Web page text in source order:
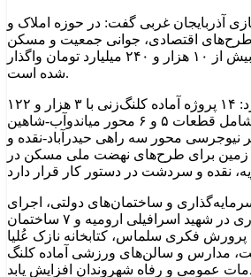
آذربایجان غربی گفت: در حوزه املاک و
طرح‌های اقتصادی، جوانی جمعیت و مسکن
روستایی با اعتباری بیش از ۱۰ هزار و ۲۴۰ میلیارد تومان واگذار
شده است.
وی خاطرنشان کرد: ۱۴ پروژه آماده کلنگ‌زنی با ۳ هزار و ۱۲۲
میلیارد تومان اعتبار، شامل قطعات ۵ و ۶ محور میاندوآب-شاهین
۹ کیلومتر نیوجرسی محور سه راهی حیدرآباد-نقده و
۱۵۳ هکتار زمین برای طرح‌های نهضت ملی مسکن در
و ساختمان‌های دولتی، اجرای
۳۱۲ واحد سرمایه‌گذاری در شهید اسرافیلی ارومیه و ۷ ساختمان
فکری سلماس، کتابخانه نازک عُلیا
مدارس و سالن‌های ورزشی آماده کلنگ